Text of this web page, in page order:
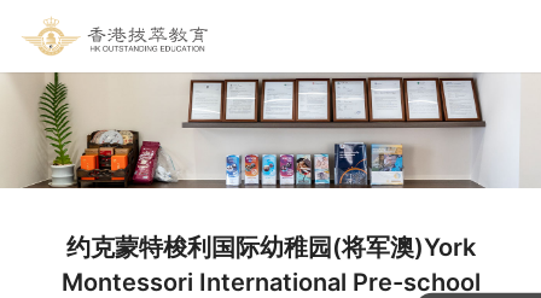
约克蒙特梭利国际幼稚园(将军澳)York
Montessori International Pre-school